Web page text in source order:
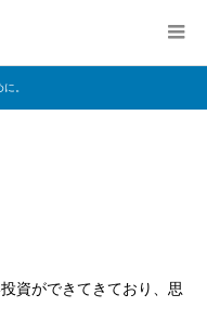
。
資ができてきており、思